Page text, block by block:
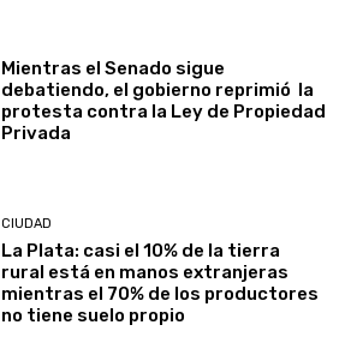
Mientras el Senado sigue
debatiendo, el gobierno reprimió la
protesta contra la Ley de Propiedad
Privada
CIUDAD
La Plata: casi el 10% de la tierra
rural está en manos extranjeras
mientras el 70% de los productores
no tiene suelo propio